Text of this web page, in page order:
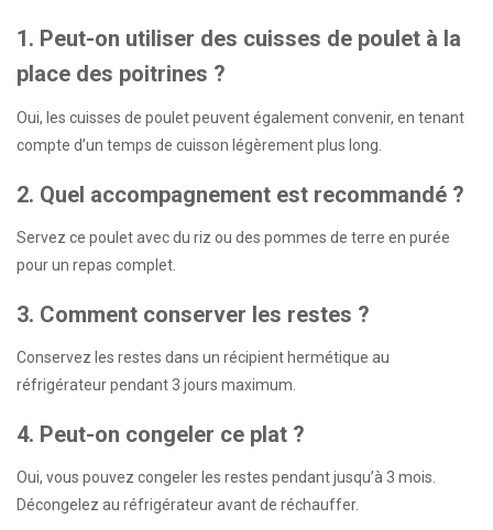
1. Peut-on utiliser des cuisses de poulet à la
place des poitrines ?
Oui, les cuisses de poulet peuvent également convenir, en tenant
compte d’un temps de cuisson légèrement plus long.
2. Quel accompagnement est recommandé ?
Servez ce poulet avec du riz ou des pommes de terre en purée
pour un repas complet.
3. Comment conserver les restes ?
Conservez les restes dans un récipient hermétique au
réfrigérateur pendant 3 jours maximum.
4. Peut-on congeler ce plat ?
Oui, vous pouvez congeler les restes pendant jusqu’à 3 mois.
Décongelez au réfrigérateur avant de réchauffer.